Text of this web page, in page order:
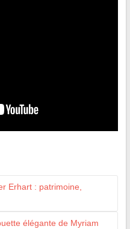
Erhart : patrimoine,
élégante de Myriam